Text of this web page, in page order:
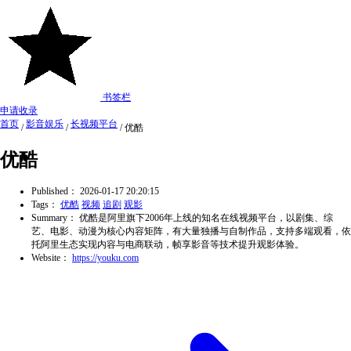
书签栏
申请收录
首页 / 影音娱乐 / 长视频平台 / 优酷
优酷
Published： 2026-01-17 20:20:15
Tags： 优酷 视频 追剧 观影
Summary： 优酷是阿里旗下2006年上线的知名在线视频平台，以剧集、综
艺、电影、动漫为核心内容矩阵，有大量独播与自制作品，支持多端观看，依
托阿里生态实现内容与电商联动，帧享影音等技术提升观影体验。
Website： https://youku.com